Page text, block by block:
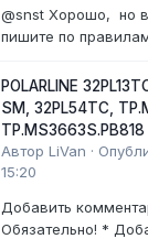
@snst Хорошо, но
пишите по
POLARLINE
SM, 32PL54TC,
АвторLiVan ·
15:20
Добавить
Обязательно! *